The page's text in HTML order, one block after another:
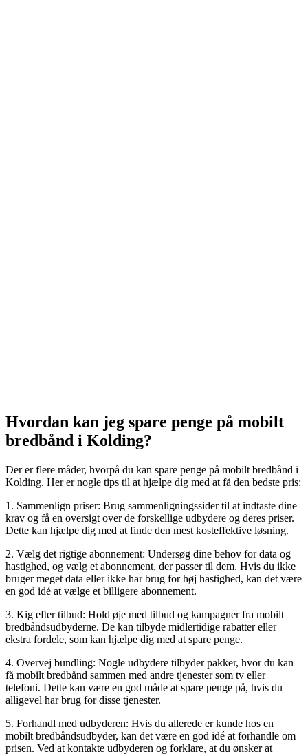
Hvordan kan jeg spare penge på mobilt
bredbånd i Kolding?
Der er flere måder, hvorpå du kan spare penge på mobilt bredbånd i
Kolding. Her er nogle tips til at hjælpe dig med at få den bedste pris:
1. Sammenlign priser: Brug sammenligningssider til at indtaste dine
krav og få en oversigt over de forskellige udbydere og deres priser.
Dette kan hjælpe dig med at finde den mest kosteffektive løsning.
2. Vælg det rigtige abonnement: Undersøg dine behov for data og
hastighed, og vælg et abonnement, der passer til dem. Hvis du ikke
bruger meget data eller ikke har brug for høj hastighed, kan det være
en god idé at vælge et billigere abonnement.
3. Kig efter tilbud: Hold øje med tilbud og kampagner fra mobilt
bredbåndsudbyderne. De kan tilbyde midlertidige rabatter eller
ekstra fordele, som kan hjælpe dig med at spare penge.
4. Overvej bundling: Nogle udbydere tilbyder pakker, hvor du kan
få mobilt bredbånd sammen med andre tjenester som tv eller
telefoni. Dette kan være en god måde at spare penge på, hvis du
alligevel har brug for disse tjenester.
5. Forhandl med udbyderen: Hvis du allerede er kunde hos en
mobilt bredbåndsudbyder, kan det være en god idé at forhandle om
prisen. Ved at kontakte udbyderen og forklare, at du ønsker at